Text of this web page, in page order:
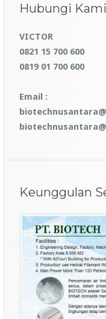
Hubungi
VICTOR
0821 15 700 600
0819 01 700 600
Email :
Keunggulan